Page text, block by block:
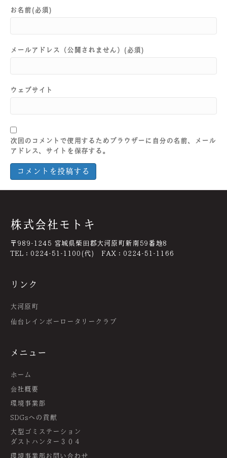
お名前(必須)
メールアドレス（公開されません）(必須)
ウェブサイト
次回のコメントで使用するためブラウザーに自分の名前、メール
アドレス、サイトを保存する。
株式会社モトキ
〒989-1245 宮城県柴田郡大河原町新南59番地8
TEL：0224-51-1100(代) FAX：0224-51-1166
リンク
大河原町
仙台レインボーロータリークラブ
メニュー
ホーム
会社概要
環境事業部
SDGsへの貢献
大型ゴミステーション
ダストハンター３０４
環境事業部お問い合わせ